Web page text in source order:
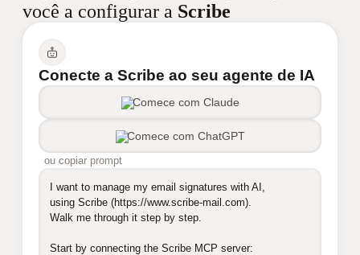
você a configurar a Scribe
Conecte a Scribe ao seu agente de IA
Comece com Claude
Comece com ChatGPT
ou copiar prompt
I want to manage my email signatures with AI,
using Scribe (https://www.scribe-mail.com).
Walk me through it step by step.
Start by connecting the Scribe MCP server: